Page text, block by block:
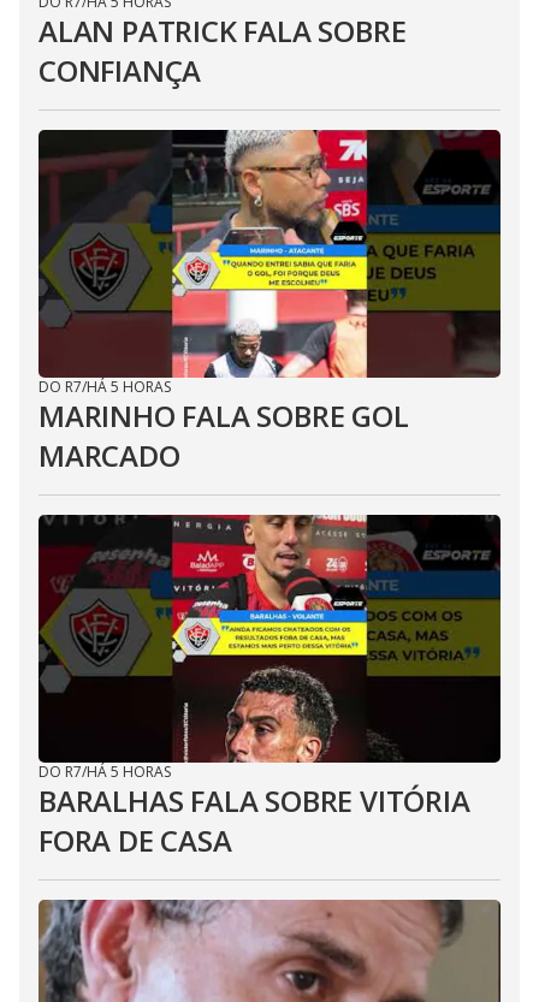
ALAN PATRICK FALA SOBRE
CONFIANÇA
DO R7/HÁ 5 HORAS
MARINHO FALA SOBRE GOL
MARCADO
DO R7/HÁ 5 HORAS
BARALHAS FALA SOBRE VITÓRIA
FORA DE CASA